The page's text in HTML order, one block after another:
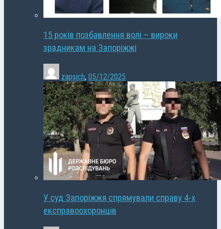
15 років позбавлення волі – вироки
зрадникам на Запоріжжі
zapsich, 05/12/2025
У суд Запоріжжя спрямували справу 4-х
експравоохоронців